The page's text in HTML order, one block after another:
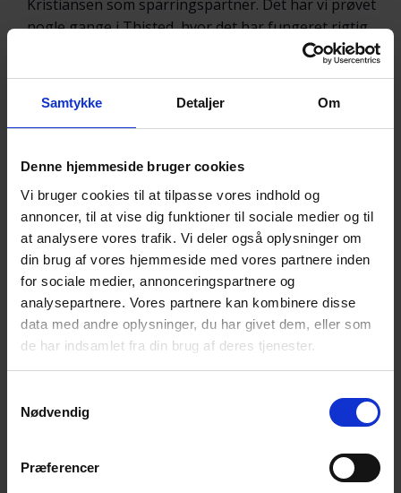
Samtykke Detaljer Om
Denne hjemmeside bruger cookies
Vi bruger cookies til at tilpasse vores indhold og
annoncer, til at vise dig funktioner til sociale medier og til
at analysere vores trafik. Vi deler også oplysninger om
din brug af vores hjemmeside med vores partnere inden
for sociale medier, annonceringspartnere og
analysepartnere. Vores partnere kan kombinere disse
data med andre oplysninger, du har givet dem, eller som
de har indsamlet fra din brug af deres tjenester.
Nødvendig
Præferencer
Kristiansen som sparringspartner. Det har vi prøvet
nogle gange i Thisted, hvor det har fungeret rigtig
godt. Tove har klinik i Nykøbing og bor i Thisted.
Der serveres kaffe/the med kage og frugt.
Alle er velkomne!
Til vore arrangementer møder du andre
efterladte.
Du får mulighed for at tale og dele erfaringer
med andre i enlignende situation som dig.
Du får mulighed for et varmt, uformelt samvær i
Du er altid velkommen til at tage en ven med, hvis
du harbehov for det.